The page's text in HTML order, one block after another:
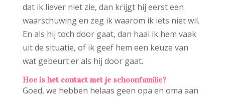
dat ik liever niet zie, dan krijgt hij eerst een
waarschuwing en zeg ik waarom ik iets niet wil.
En als hij toch door gaat, dan haal ik hem vaak
uit de situatie, of ik geef hem een keuze van
wat gebeurt er als hij door gaat.
Hoe is het contact met je schoonfamilie?
Goed, we hebben helaas geen opa en oma aan